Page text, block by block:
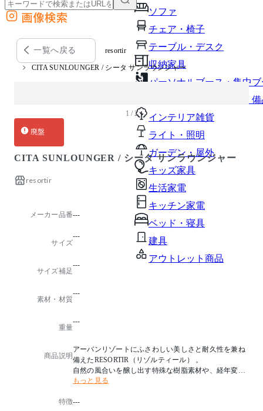
ソファ
チェア・椅子
テーブル・デスク
収納家具
パーソナルブース・集中
オフィスアクセサリー・
インテリア雑貨
ライト・照明
ガーデン・屋外
キッズ家具
生活家電
キッチン家電
ベッド・寝具
建具
アウトレット商品
外部サイトの商品をカートに追加
他のサイトで見つけた商品ページのURLを貼り付けて、カートに追加できます
画像検索
一覧へ戻る resortir
CITA SUNLOUNGER / シータ サンラウンジャー
1 / 2
廃盤
CITA SUNLOUNGER / シータ サンラウンジャー
resortir
メーカー品番---
サイズ
---
サイズ補足
---
素材・材質
---
重量
---
商品説明
アーバンリゾートにふさわしい美しさと耐久性を兼ね
備えたRESORTIR（リゾルティール） 。
自然の風合いを醸し出す特殊な樹脂素材や、経年変化
を独自の味わいへと変える水牛革の編み込みなど、
かな表情を宿し、日常から離れたリゾートシーンを忘
もっと見る
特徴---